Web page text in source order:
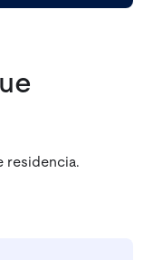
residencia.